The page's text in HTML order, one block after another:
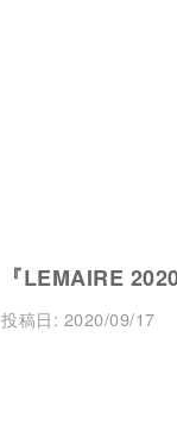
『LEMAIRE
投稿日: 2020/09/17